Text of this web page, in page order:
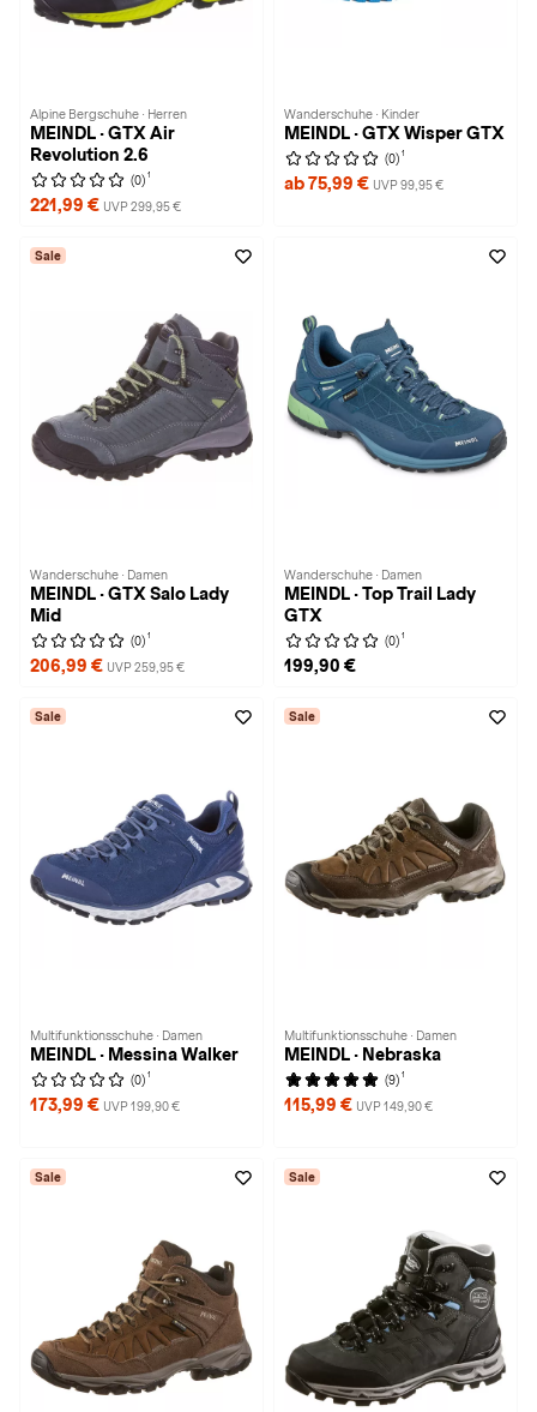
Alpine Bergschuhe · Herren
MEINDL · GTX Air
Revolution 2.6
(0) 1
221,99 € UVP 299,95 €
Wanderschuhe · Kinder
MEINDL · GTX Wisper GTX
(0) 1
ab 75,99 € UVP 99,95 €
Sale
Wanderschuhe · Damen
MEINDL · GTX Salo Lady
Mid
(0) 1
206,99 € UVP 259,95 €
Wanderschuhe · Damen
MEINDL · Top Trail Lady
GTX
(0) 1
199,90 €
Sale
Multifunktionsschuhe · Damen
MEINDL · Messina Walker
(0) 1
173,99 € UVP 199,90 €
Sale
Multifunktionsschuhe · Damen
MEINDL · Nebraska
(9) 1
115,99 € UVP 149,90 €
Sale Sale